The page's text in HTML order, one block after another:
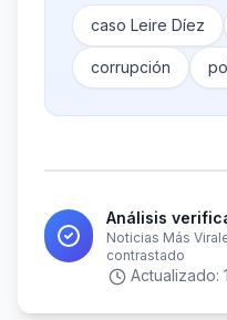
caso Leire Díez
corrupción
Análisis
Noticias Más
contrastado
Actualizado: